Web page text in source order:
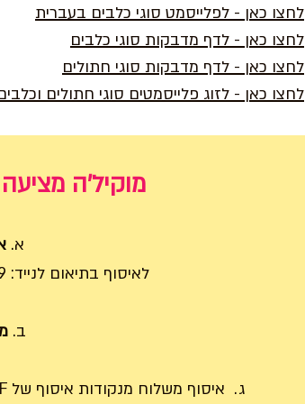
לחצו כאן - לפלייסמט סוגי כלבים בעברית
לחצו כאן - לדף מדבקות סוגי כלבים
לחצו כאן - לדף מדבקות סוגי חתולים
לחצו כאן - לזוג פלייסמטים סוגי חתולים
מוקיל'ה
א.
לאיסוף בתיאום לנייד: 052-8354009 (ניתן לאסוף גם בשעות הערב וסופ"ש).
ב.
ג. איסוף משלוח מנקודות איסוף של HDF (